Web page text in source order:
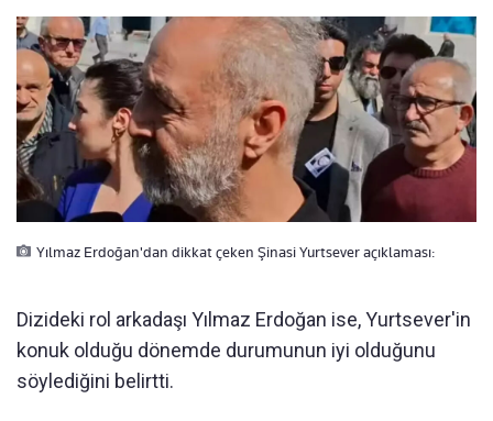
Yılmaz Erdoğan'dan dikkat çeken Şinasi Yurtsever açıklaması:
Dizideki rol arkadaşı Yılmaz Erdoğan ise, Yurtsever'in
konuk olduğu dönemde durumunun iyi olduğunu
söylediğini belirtti.